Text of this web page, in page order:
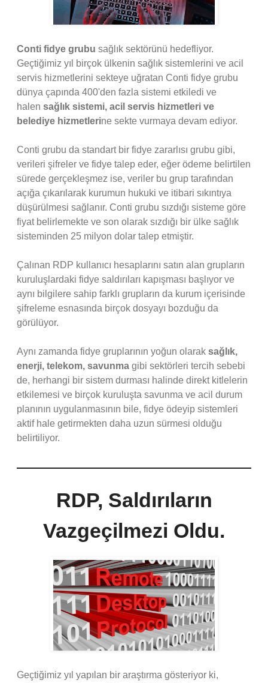
Conti fidye grubu sağlık sektörünü hedefliyor.
Geçtiğimiz yıl birçok ülkenin sağlık sistemlerini ve acil
servis hizmetlerini sekteye uğratan Conti fidye grubu
dünya çapında 400'den fazla sistemi etkiledi ve
halen sağlık sistemi, acil servis hizmetleri ve
belediye hizmetlerine sekte vurmaya devam ediyor.
Conti grubu da standart bir fidye zararlısı grubu gibi,
verileri şifreler ve fidye talep eder, eğer ödeme belirtilen
sürede gerçekleşmez ise, veriler bu grup tarafından
açığa çıkarılarak kurumun hukuki ve itibari sıkıntıya
düşürülmesi sağlanır. Conti grubu sızdığı sisteme göre
fiyat belirlemekte ve son olarak sızdığı bir ülke sağlık
sisteminden 25 milyon dolar talep etmiştir.
Çalınan RDP kullanıcı hesaplarını satın alan grupların
kuruluşlardaki fidye saldırıları kapışması başlıyor ve
aynı bilgilere sahip farklı grupların da kurum içerisinde
şifreleme esnasında birçok dosyayı bozduğu da
görülüyor.
Aynı zamanda fidye gruplarının yoğun olarak sağlık,
enerji, telekom, savunma gibi sektörleri tercih sebebi
de, herhangi bir sistem durması halinde direkt kitlelerin
etkilemesi ve birçok kuruluşta savunma ve acil durum
planının uygulanmasının bile, fidye ödeyip sistemleri
aktif hale getirmekten daha uzun sürmesi olduğu
belirtiliyor.
RDP, Saldırıların
Vazgeçilmezi Oldu.
Geçtiğimiz yıl yapılan bir araştırma gösteriyor ki,